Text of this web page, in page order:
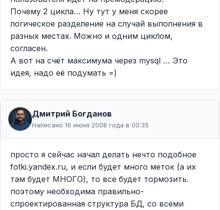
Почему 2 цикла… Ну тут у меня скорее
логическое разделение на случай выполнения в
разных местах. Можно и одним циклом,
согласен.
А вот на счёт максимума через mysql … Это
идея, надо её подумать =)
Дмитрий Богданов
Написано 16 июня 2008 года в 00:35
просто я сейчас начал делать нечто подобное
fotki.yandex.ru, и если будет много меток (а их
там будет МНОГО), то все будет тормозить.
поэтому необходима правильно-
спроектированная структура БД, со всеми